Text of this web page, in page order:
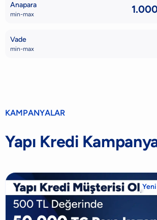
Anapara
min-max
Vade
min-max
KAMPANYALAR
Yapı Kredi